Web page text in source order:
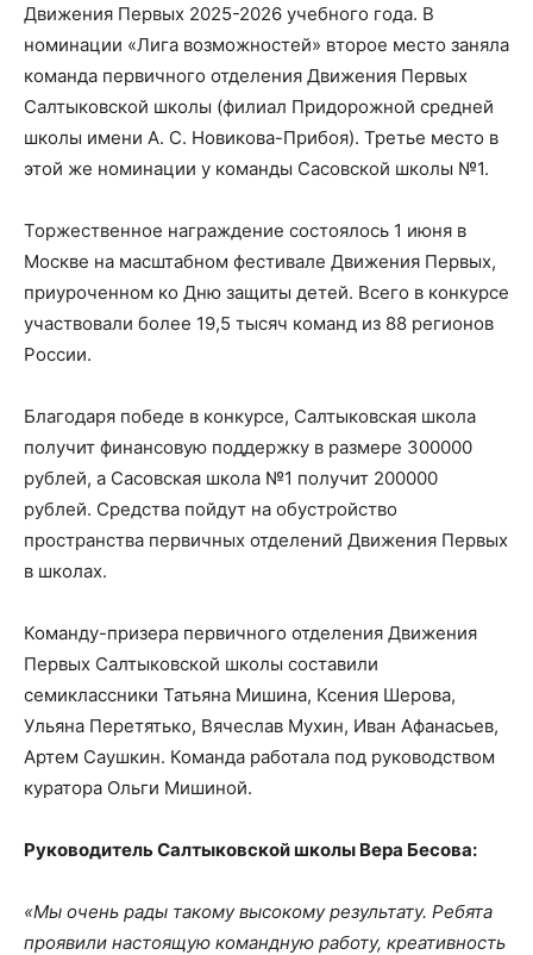
Движения Первых 2025-2026 учебного года. В
номинации «Лига возможностей» второе место заняла
команда первичного отделения Движения Первых
Салтыковской школы (филиал Придорожной средней
школы имени А. С. Новикова-Прибоя). Третье место в
этой же номинации у команды Сасовской школы №1.
Торжественное награждение состоялось 1 июня в
Москве на масштабном фестивале Движения Первых,
приуроченном ко Дню защиты детей. Всего в конкурсе
участвовали более 19,5 тысяч команд из 88 регионов
России.
Благодаря победе в конкурсе, Салтыковская школа
получит финансовую поддержку в размере 300000
рублей, а Сасовская школа №1 получит 200000
рублей. Средства пойдут на обустройство
пространства первичных отделений Движения Первых
в школах.
Команду-призера первичного отделения Движения
Первых Салтыковской школы составили
семиклассники Татьяна Мишина, Ксения Шерова,
Ульяна Перетятько, Вячеслав Мухин, Иван Афанасьев,
Артем Саушкин. Команда работала под руководством
куратора Ольги Мишиной.
Руководитель Салтыковской школы Вера Бесова:
«Мы очень рады такому высокому результату. Ребята
проявили настоящую командную работу, креативность